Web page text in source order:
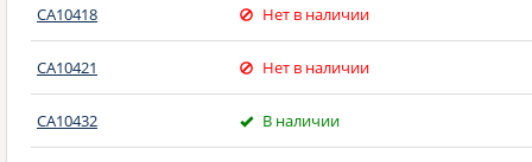
CA10418 Нет в наличии
CA10421 Нет в наличии
CA10432 В наличии